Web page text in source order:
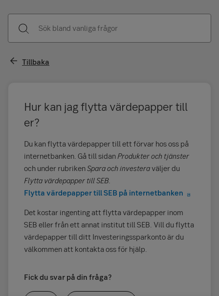
Tillbaka
Hur kan jag flytta värdepapper till
er?
Du kan flytta värdepapper till ett förvar hos oss på
internetbanken. Gå till sidanProdukter och tjänster
och under rubrikenSpara och investeraväljer du
Flytta värdepapper till SEB.
Flytta värdepapper till SEB på internetbanken
Det kostar ingenting att flytta värdepapper inom
SEB eller från ett annat institut till SEB. Vill du flytta
värdepapper till ditt Investeringssparkonto är du
välkommen att kontakta oss för hjälp.
Fick du svar på din fråga?